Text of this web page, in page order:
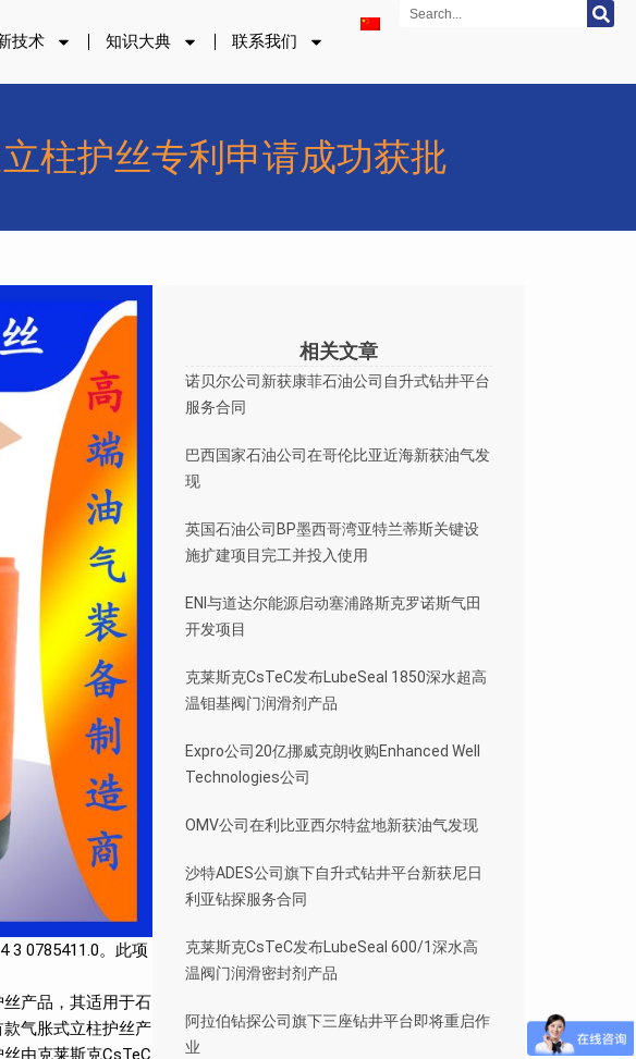
技术 知识大典 联系我们
Search
柱护丝专利申请成功获批
3 0785411.0。此项
产品，其适用于石
气胀式立柱护丝产
由克莱斯克CsTeC
相关文章
诺贝尔公司新获康菲石油公司自升式钻井平台
服务合同
巴西国家石油公司在哥伦比亚近海新获油气发
现
英国石油公司BP墨西哥湾亚特兰蒂斯关键设
施扩建项目完工并投入使用
ENI与道达尔能源启动塞浦路斯克罗诺斯气田
开发项目
克莱斯克CsTeC发布LubeSeal 1850深水超高
温钼基阀门润滑剂产品
Expro公司20亿挪威克朗收购Enhanced Well
Technologies公司
OMV公司在利比亚西尔特盆地新获油气发现
沙特ADES公司旗下自升式钻井平台新获尼日
利亚钻探服务合同
克莱斯克CsTeC发布LubeSeal 600/1深水高
温阀门润滑密封剂产品
阿拉伯钻探公司旗下三座钻井平台即将重启作
业